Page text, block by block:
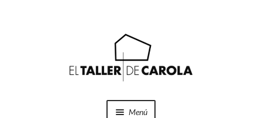
Menú